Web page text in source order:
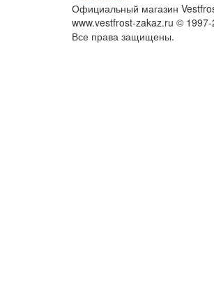
Официальный магазин
www.vestfrost-zakaz.ru © 1997-
Все права защищены.